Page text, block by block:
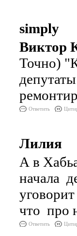
simply
Виктор
Точно)
Ответить
Лилия
А в
начала
что про
Ответить